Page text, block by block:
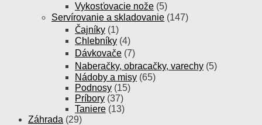
Vykosťovacie nože (5)
Servírovanie a skladovanie (147)
Čajníky (1)
Chlebníky (4)
Dávkovače (7)
Naberačky, obracačky, varechy (5)
Nádoby a misy (65)
Podnosy (15)
Príbory (37)
Taniere (13)
Záhrada (29)